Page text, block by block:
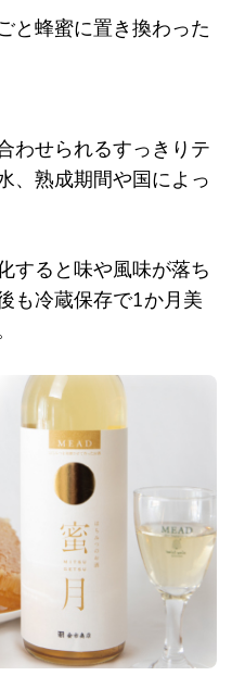
と蜂蜜に置き換わった
わせられるすっきりテ
、熟成期間や国によっ
すると味や風味が落ち
も冷蔵保存で1か月美